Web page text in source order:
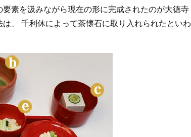
素を汲みながら現在の形に完成されたのが大徳寺
、 千利休によって茶懐石に取り入れられたといわ